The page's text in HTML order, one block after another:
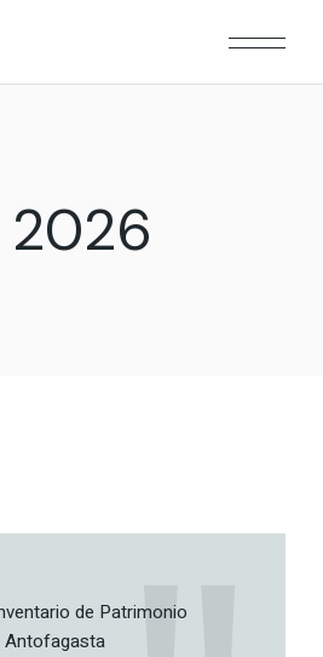
2026
de Patrimonio
Antofagasta